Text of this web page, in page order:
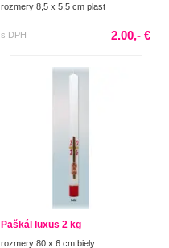
rozmery 8,5 x 5,5 cm plast
s DPH 2.00,- €
Paškál luxus 2 kg
rozmery 80 x 6 cm biely